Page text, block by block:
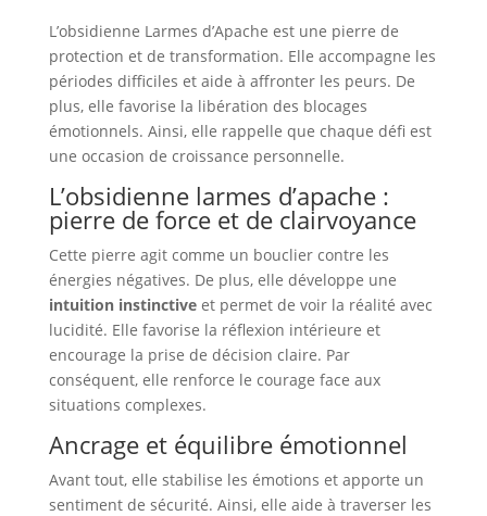
L’obsidienne Larmes d’Apache est une pierre de
protection et de transformation. Elle accompagne les
périodes difficiles et aide à affronter les peurs. De
plus, elle favorise la libération des blocages
émotionnels. Ainsi, elle rappelle que chaque défi est
une occasion de croissance personnelle.
L’obsidienne larmes d’apache :
pierre de force et de clairvoyance
Cette pierre agit comme un bouclier contre les
énergies négatives. De plus, elle développe une
intuition instinctiveet permet de voir la réalité avec
lucidité. Elle favorise la réflexion intérieure et
encourage la prise de décision claire. Par
conséquent, elle renforce le courage face aux
situations complexes.
Ancrage et équilibre émotionnel
Avant tout, elle stabilise les émotions et apporte un
sentiment de sécurité. Ainsi, elle aide à traverser les